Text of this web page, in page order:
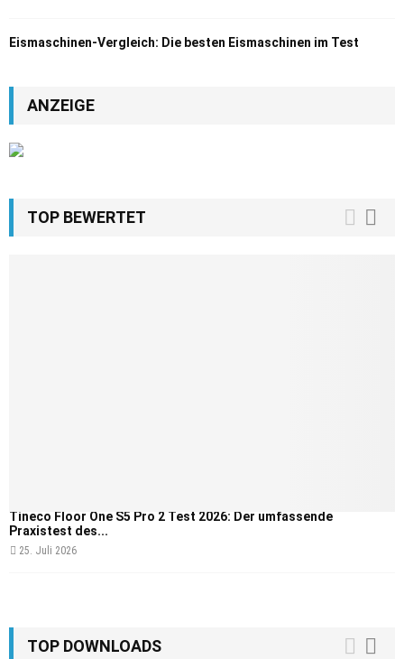
Eismaschinen-Vergleich: Die besten Eismaschinen im Test
ANZEIGE
TOP BEWERTET
Tineco Floor One S5 Pro 2 Test 2026: Der umfassende
Praxistest des...
25. Juli 2026
TOP DOWNLOADS